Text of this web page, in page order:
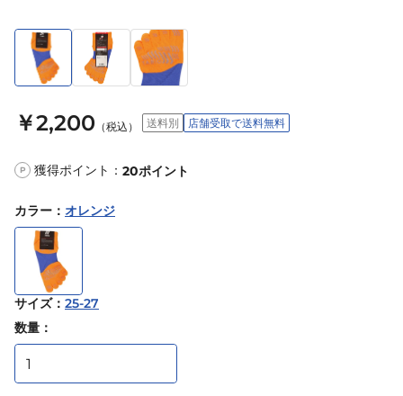
￥2,200 （税込） 送料別 店舗受取で送料無料
P 獲得ポイント： 20ポイント
カラー ： オレンジ
サイズ： 25-27
数量：